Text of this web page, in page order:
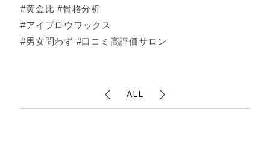
#黄金比 #骨格分析
#アイブロウワックス
#男女問わず #口コミ高評価サロン
ALL